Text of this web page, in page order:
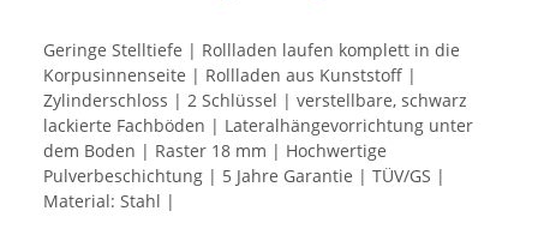
Geringe Stelltiefe | Rollladen laufen komplett in die
Korpusinnenseite | Rollladen aus Kunststoff |
Zylinderschloss | 2 Schlüssel | verstellbare, schwarz
lackierte Fachböden | Lateralhängevorrichtung unter
dem Boden | Raster 18 mm | Hochwertige
Pulverbeschichtung | 5 Jahre Garantie | TÜV/GS |
Material: Stahl |